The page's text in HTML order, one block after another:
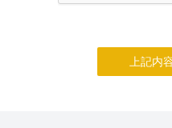
上記内